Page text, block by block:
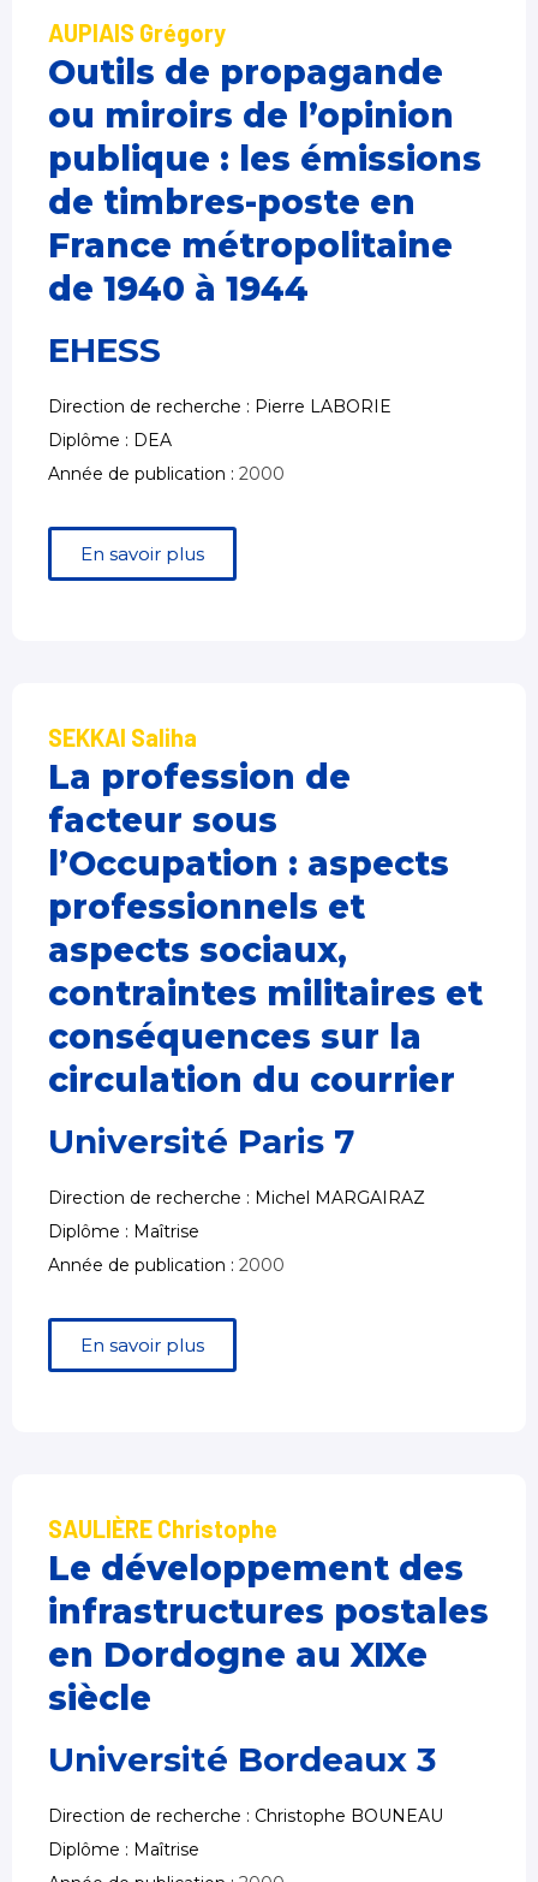
AUPIAIS Grégory
Outils de propagande
ou miroirs de l’opinion
publique : les émissions
de timbres-poste en
France métropolitaine
de 1940 à 1944
EHESS
Direction de recherche : Pierre LABORIE
Diplôme : DEA
Année de publication : 2000
En savoir plus
SEKKAI Saliha
La profession de
facteur sous
l’Occupation : aspects
professionnels et
aspects sociaux,
contraintes militaires et
conséquences sur la
circulation du courrier
Université Paris 7
Direction de recherche : Michel MARGAIRAZ
Diplôme : Maîtrise
Année de publication : 2000
En savoir plus
SAULIÈRE Christophe
Le développement des
infrastructures postales
en Dordogne au XIXe
siècle
Université Bordeaux 3
Direction de recherche : Christophe BOUNEAU
Diplôme : Maîtrise